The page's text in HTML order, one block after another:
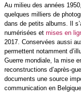
Au milieu des années
quelques milliers de
dans de petits albums. Il
numérisées et mises en
2017. Conservées aussi
permettent notamment
Guerre mondiale, la mise
reconstructions d’après-
documents une source
communication en